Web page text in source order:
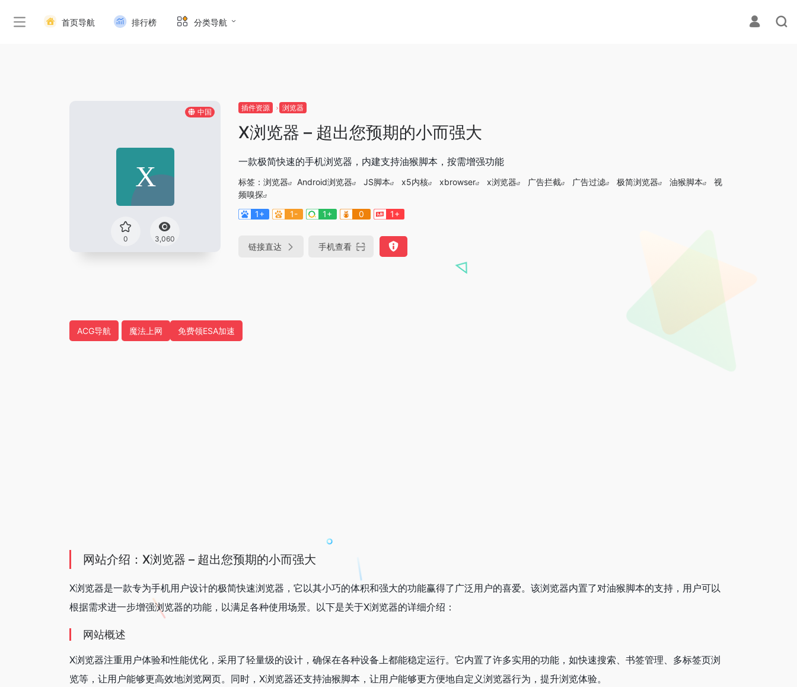
首页导航 排行榜 分类导航
中国
0 3,060
插件资源 浏览器
X浏览器 – 超出您预期的小而强大
一款极简快速的手机浏览器，内建支持油猴脚本，按需增强功能
标签： 浏览器 Android浏览器 JS脚本 x5内核 xbrowser x浏览器 广告拦截 广告过滤 极简浏览器 油猴脚本
视
频嗅探
1+
1- 1+ 0 1+
链接直达 手机查看
ACG导航 魔法上网 免费领ESA加速
网站介绍：X浏览器 – 超出您预期的小而强大
X浏览器是一款专为手机用户设计的极简快速浏览器，它以其小巧的体积和强大的功能赢得了广泛用户的喜爱。该浏览器内置了对油猴脚本的支持，用户可以
根据需求进一步增强浏览器的功能，以满足各种使用场景。以下是关于X浏览器的详细介绍：
网站概述
X浏览器注重用户体验和性能优化，采用了轻量级的设计，确保在各种设备上都能稳定运行。它内置了许多实用的功能，如快速搜索、书签管理、多标签页浏
览等，让用户能够更高效地浏览网页。同时，X浏览器还支持油猴脚本，让用户能够更方便地自定义浏览器行为，提升浏览体验。